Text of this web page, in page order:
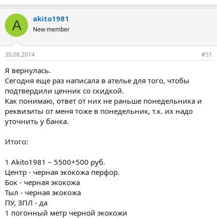
A akito1981
New member
30.08.2014 #51
Я вернулась.
Сегодня еще раз написала в ателье для того, чтобы
подтвердили ценник со скидкой.
Как понимаю, ответ от них не раньше понедельника и
реквизиты от меня тоже в понедельник, т.к. их надо
уточнить у банка.
Итого:
1 Akito1981 – 5500+500 руб.
Центр - черная экокожа перфор.
Бок - черная экокожа
Тыл - черная экокожа
ПУ, ЗПЛ - да
1 погонный метр черной экокожи